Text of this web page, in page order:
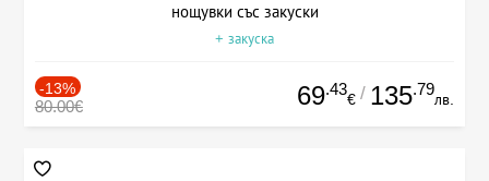
нощувки със закуски
+ закуска
-13%
80.00€ 69.43
€ / 135.79
лв.